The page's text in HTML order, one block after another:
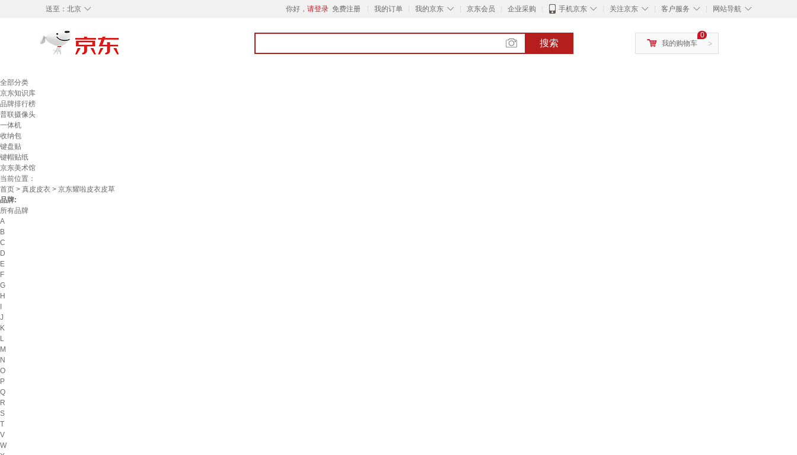
◇
送至： 北京 你好， 请登录 免费注册 我的订单 ◇
我的京东 京东会员 企业采购 ◇
手机京东 ◇
关注京东 ◇
客户服务 ◇
网站导航
搜索 >
0
我的购物车
全部分类
京东知识库
品牌排行榜
普联摄像头
一体机
收纳包
键盘贴
键帽贴纸
京东美术馆
当前位置：
首页 > 真皮皮衣 > 京东耀啦皮衣皮草
品牌:
所有品牌
A
B
C
D
E
F
G
H
J
K
L
M
N
O
P
Q
R
S
T
V
W